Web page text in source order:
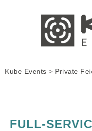
Kube Events > Private
FULL-